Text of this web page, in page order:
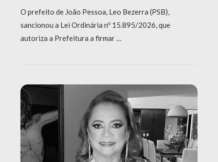
O prefeito de João Pessoa, Leo Bezerra (PSB),
sancionou a Lei Ordinária nº 15.895/2026, que
autoriza a Prefeitura a firmar …